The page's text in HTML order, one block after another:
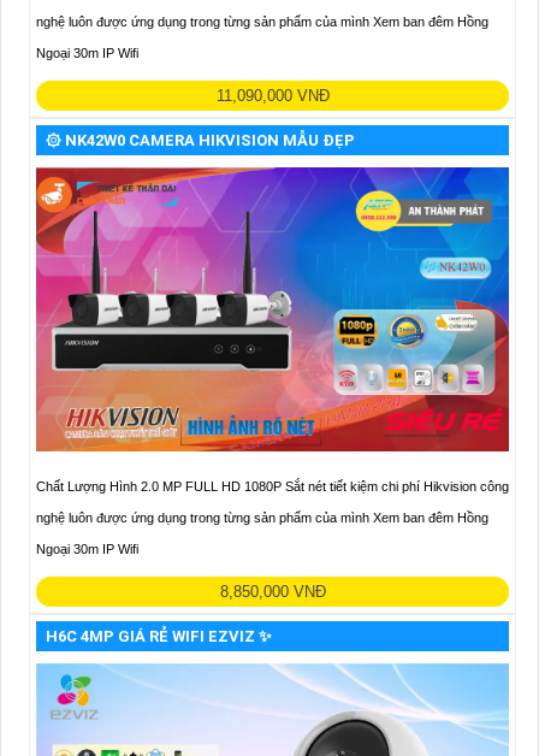
nghệ luôn được ứng dụng trong từng sản phẩm của mình Xem ban đêm Hồng
Ngoại 30m IP Wifi
11,090,000 VNĐ
۞ NK42W0 CAMERA HIKVISION MẪU ĐẸP
Chất Lượng Hình 2.0 MP FULL HD 1080P Sắt nét tiết kiệm chi phí Hikvision công
nghệ luôn được ứng dụng trong từng sản phẩm của mình Xem ban đêm Hồng
Ngoại 30m IP Wifi
8,850,000 VNĐ
H6C 4MP GIÁ RẺ WIFI EZVIZ ✨